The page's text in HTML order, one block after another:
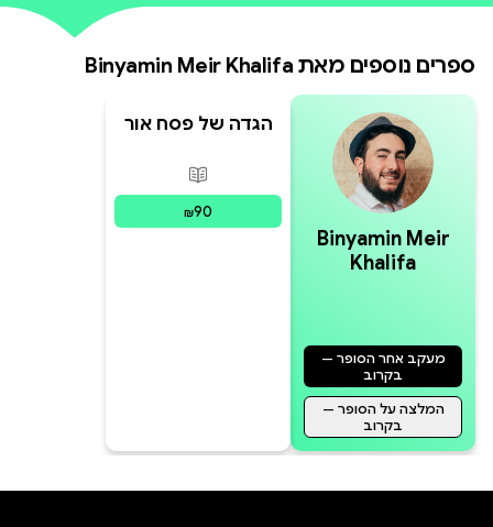
ספרים נוספים מאת Binyamin Meir Khalifa
Binyamin Meir
Khalifa
מעקב אחר הסופר —
בקרוב
המלצה על הסופר —
בקרוב
הגדה של פסח אור
בהם (כריכה רכה)
פורמטים זמינים
₪90